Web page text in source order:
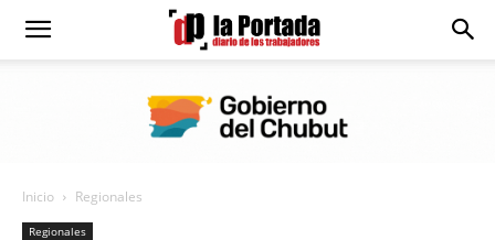
Diario
Portada
Inicio Regionales
Regionales